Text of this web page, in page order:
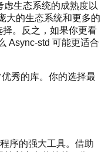
虑生态系统的成熟度以
大的生态系统和更多的
。反之，如果你更看
Async-std 可能更适合
秀的库。你的选择最
序的强大工具。借助